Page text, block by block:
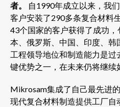
者。
自1990年成立以来，我
客户安装了290多条复合材料
43个国家的客户获得了成功
本、俄罗斯、中国、印度、韩
工程领导地位和制造能力是
键优势之一，在未来仍将继续
Mikrosam集成了自己最先进
现代复合材料制造提供工厂自